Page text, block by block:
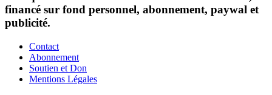
financé sur fond personnel, abonnement, paywal et
publicité.
Contact
Abonnement
Soutien et Don
Mentions Légales